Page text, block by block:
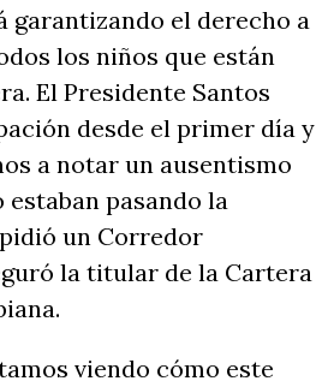
garantizando el derecho a
los niños que están
El Presidente Santos
desde el primer día y
a notar un ausentismo
estaban pasando la
un Corredor
la titular de la Cartera
viendo cómo este